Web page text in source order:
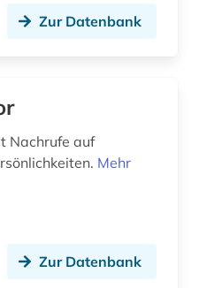
Zur Datenbank
Nachrufe auf
Mehr
Zur Datenbank